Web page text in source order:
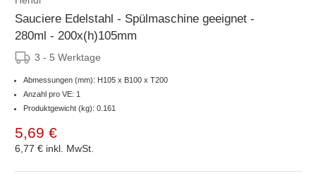
Sauciere Edelstahl - Spülmaschine geeignet -
280ml - 200x(h)105mm
3 - 5 Werktage
Abmessungen (mm): H105 x B100 x T200
Anzahl pro VE: 1
Produktgewicht (kg): 0.161
5,69 €
6,77 € inkl. MwSt.